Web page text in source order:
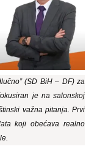
(SD BiH – DF) za
je na salonskoj
važna pitanja. Prvi
koji obećava realno